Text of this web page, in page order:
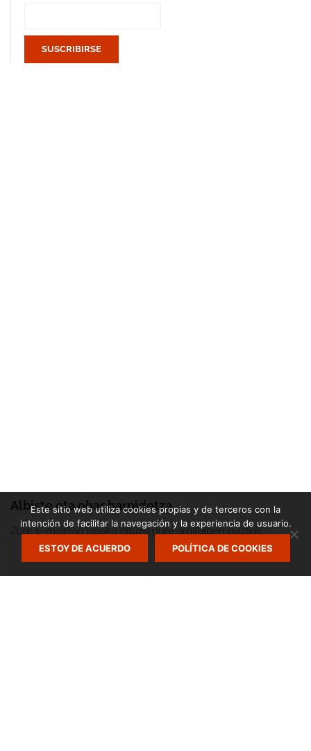
Albiste eta ohar harpidetza
Zure e-mailean jasoko dituzu gure argitalpen guztiak.
Este sitio web utiliza cookies propias y de terceros con la
intención de facilitar la navegación y la experiencia de usuario.
ESTOY DE ACUERDO POLÍTICA DE COOKIES